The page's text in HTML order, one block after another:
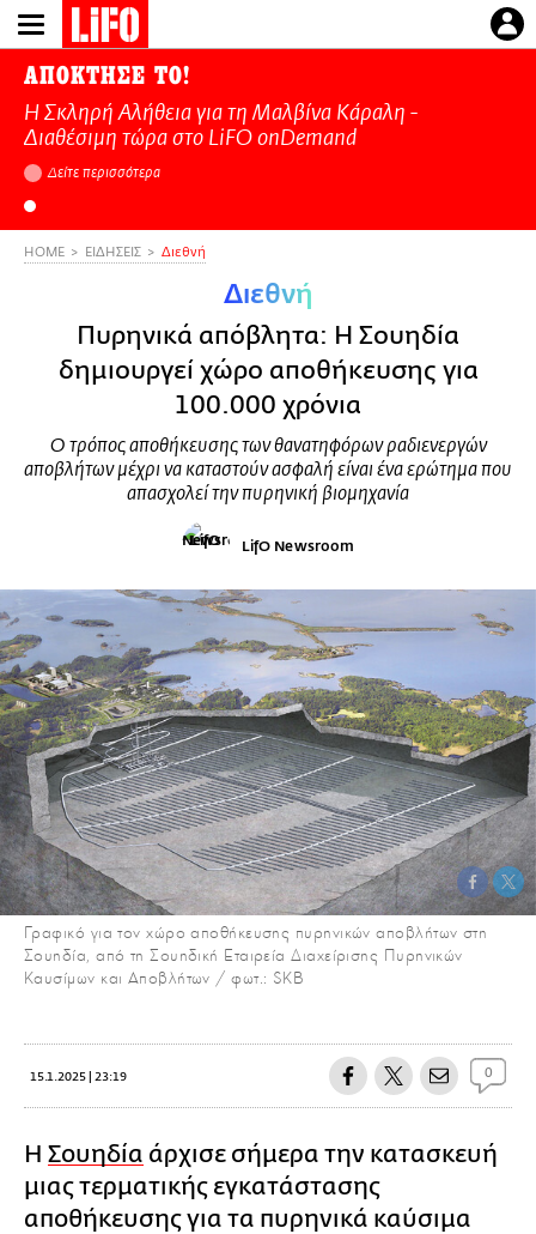
Παράκαμψη
προς
κυρίως
περιεχόμενο
ΑΠΟΚΤΗΣΕ ΤΟ!
Η Σκληρή Αλήθεια για τη Μαλβίνα Κάραλη -
Διαθέσιμη τώρα στo LiFO onDemand
Δείτε περισσότερα
HOME ΕΙΔΗΣΕΙΣ Διεθνή
Διεθνή
Πυρηνικά απόβλητα: Η Σουηδία
δημιουργεί χώρο αποθήκευσης για
100.000 χρόνια
Ο τρόπος αποθήκευσης των θανατηφόρων ραδιενεργών
αποβλήτων μέχρι να καταστούν ασφαλή είναι ένα ερώτημα που
απασχολεί την πυρηνική βιομηχανία
LifO Newsroom
Γραφικό για τον χώρο αποθήκευσης πυρηνικών αποβλήτων στη
Σουηδία, από τη Σουηδική Εταιρεία Διαχείρισης Πυρηνικών
Καυσίμων και Αποβλήτων / φωτ.: SKB
15.1.2025 | 23:19 0
Η Σουηδία άρχισε σήμερα την κατασκευή
μιας τερματικής εγκατάστασης
αποθήκευσης για τα πυρηνικά καύσιμα